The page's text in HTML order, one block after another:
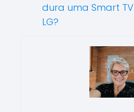
dura uma Smart TV
LG?